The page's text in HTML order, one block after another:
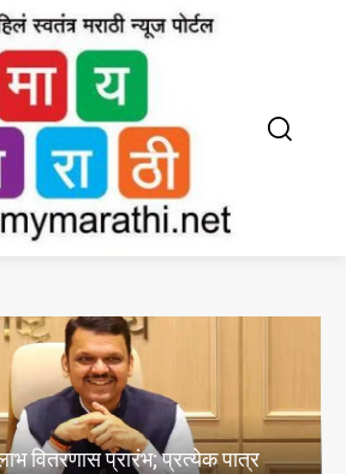
जिल्हा अल्पसंख्यांक कल्याण समिती